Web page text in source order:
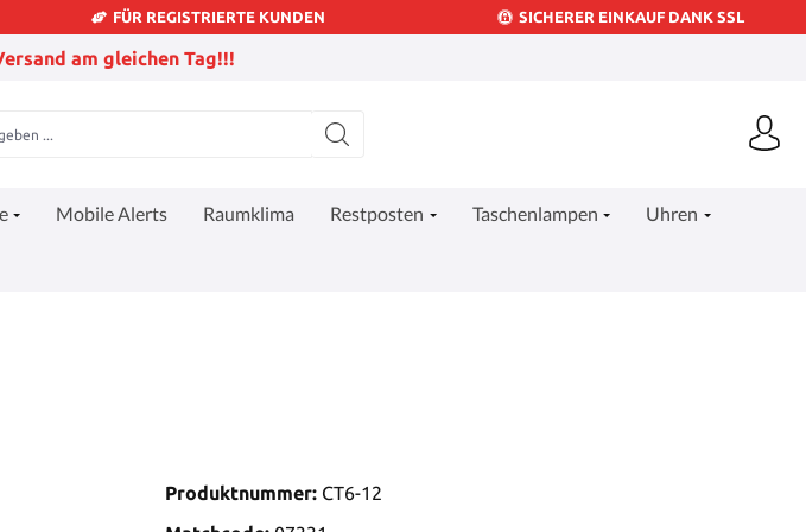
FÜR REGISTRIERTE KUNDEN SICHERER EINKAUF DANK SSL
am gleichen Tag!!!
Mobile Alerts Raumklima Restposten Taschenlampen Uhren
Produktnummer: CT6-12